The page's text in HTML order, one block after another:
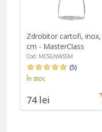
Zdrobitor cartofi, inox,
cm - MasterClass
Cod: MCSGNWSSM
(5)
În stoc
74 lei